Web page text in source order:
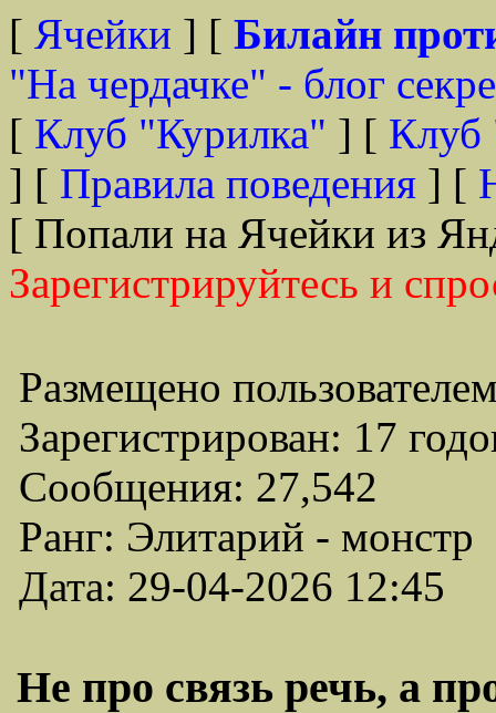
[ Ячейки ] [ Билайн
"На чердачке" - блог
[ Клуб "Курилка" ] [ Клуб
] [ Правила поведения ] [
[ Попали на Ячейки из
Зарегистрируйтесь и
Размещено
Зарегистрирован: 17
Сообщения: 27,542
Ранг: Элитарий - монстр
Дата: 29-04-2026 12:45
Не про связь речь, а